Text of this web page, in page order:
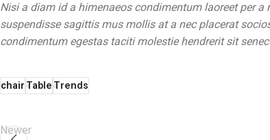
Nisi a diam id a himenaeos condimentum laoreet per
suspendisse sagittis mus mollis at a nec placerat
condimentum egestas taciti molestie hendrerit sit
chairTableTrends
Newer